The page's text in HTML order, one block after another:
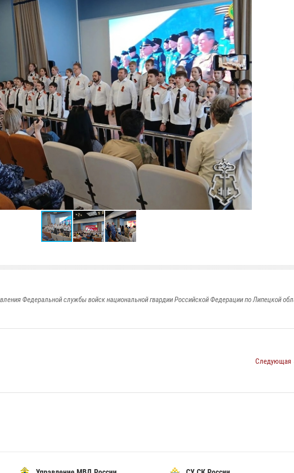
Федеральной службы войск национальной гвардии Российской Федерации по Липецкой
Следующая